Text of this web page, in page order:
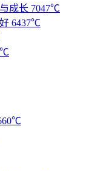
成长 7047℃
6437℃